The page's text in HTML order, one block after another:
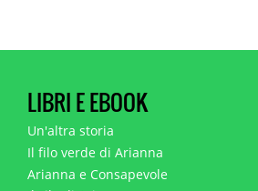
LIBRI E EBOOK
Un'altra storia
Il filo verde di Arianna
Arianna e Consapevole